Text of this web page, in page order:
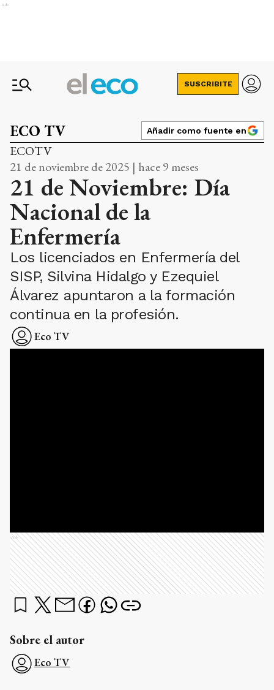
Ads
SUSCRIBITE
ECO TV Añadir como fuente en
ECOTV
21 de noviembre de 2025 | hace 9 meses
21 de Noviembre: Día
Nacional de la
Enfermería
Los licenciados en Enfermería del
SISP, Silvina Hidalgo y Ezequiel
Álvarez apuntaron a la formación
continua en la profesión.
Eco TV
Ads
Sobre el autor
Eco TV